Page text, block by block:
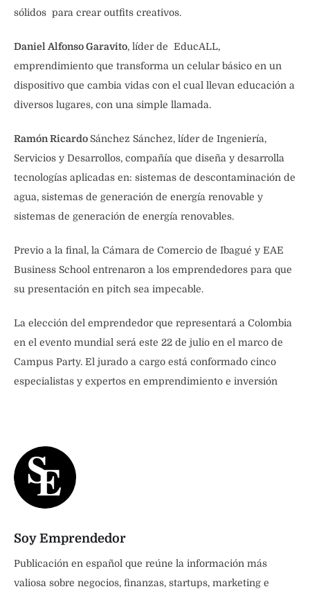
sólidos para crear outfits creativos.
Daniel Alfonso Garavito, líder de EducALL,
emprendimiento que transforma un celular básico en un
dispositivo que cambia vidas con el cual llevan educación a
diversos lugares, con una simple llamada.
Ramón Ricardo Sánchez Sánchez, líder de Ingeniería,
Servicios y Desarrollos, compañía que diseña y desarrolla
tecnologías aplicadas en: sistemas de descontaminación de
agua, sistemas de generación de energía renovable y
sistemas de generación de energía renovables.
Previo a la final, la Cámara de Comercio de Ibagué y EAE
Business School entrenaron a los emprendedores para que
su presentación en pitch sea impecable.
La elección del emprendedor que representará a Colombia
en el evento mundial será este 22 de julio en el marco de
Campus Party. El jurado a cargo está conformado cinco
especialistas y expertos en emprendimiento e inversión
Soy Emprendedor
Publicación en español que reúne la información más
valiosa sobre negocios, finanzas, startups, marketing e